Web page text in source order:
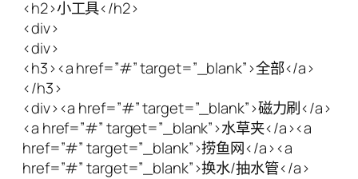
<h2>小工具</h2>
<div>
<div>
<h3><a href=”#” target=”_blank”>全部</a>
</h3>
<div><a href=”#” target=”_blank”>磁力刷</a>
<a href=”#” target=”_blank”>水草夹</a><a
href=”#” target=”_blank”>捞鱼网</a><a
href=”#” target=”_blank”>换水/抽水管</a>